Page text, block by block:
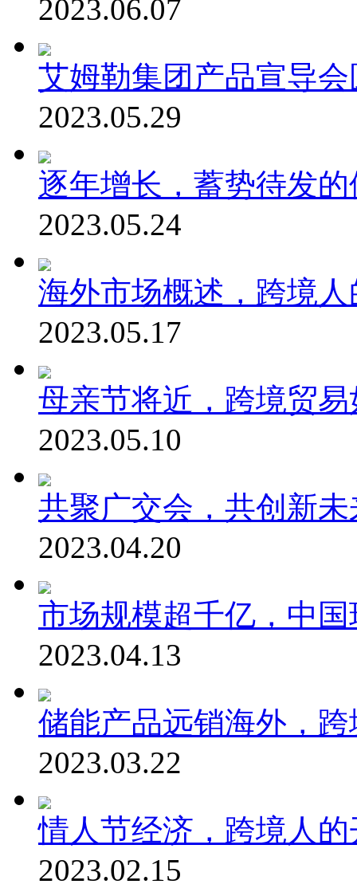
2023.06.07
艾姆勒集团产品宣导
2023.05.29
逐年增长，蓄势待发
2023.05.24
海外市场概述，跨境
2023.05.17
母亲节将近，跨境贸
2023.05.10
共聚广交会，共创新
2023.04.20
市场规模超千亿，中
2023.04.13
储能产品远销海外，
2023.03.22
情人节经济，跨境人
2023.02.15